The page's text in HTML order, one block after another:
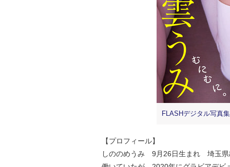
FLASHデジタル写真
【プロフィール】
しののめうみ 9月26日生まれ 埼玉